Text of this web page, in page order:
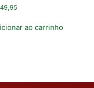
ao carrinho